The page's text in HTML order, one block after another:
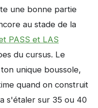
une bonne partie
au stade de la
PASS et LAS
du cursus. Le
unique boussole,
quand on construit
s'étaler sur 35 ou 40